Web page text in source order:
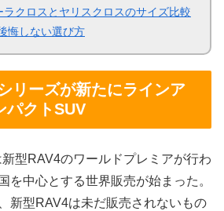
ラクロスとヤリスクロスのサイズ比較
悔しない選び方
リーズが新たにラインア
パクトSUV
型RAV4のワールドプレミアが行わ
を中心とする世界販売が始まった。
新型RAV4は未だ販売されないもの